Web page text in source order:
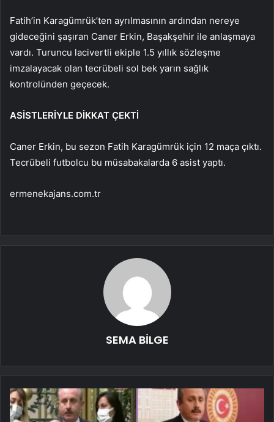
Fatih’in Karagümrük’ten ayrılmasının ardından nereye
gideceğini şaşıran Caner Erkin, Başakşehir ile anlaşmaya
vardı. Turuncu lacivertli ekiple 1.5 yıllık sözleşme
imzalayacak olan tecrübeli sol bek yarın sağlık
kontrolünden geçecek.
ASİSTLERİYLE DİKKAT ÇEKTİ
Caner Erkin, bu sezon Fatih Karagümrük için 12 maça çıktı.
Tecrübeli futbolcu bu müsabakalarda 6 asist yaptı.
ermenekajans.com.tr
SEMA BİLGE